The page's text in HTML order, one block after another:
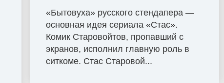
«Бытовуха» русского стендапера —
основная идея сериала «Стас».
Комик Старовойтов, пропавший с
экранов, исполнил главную роль в
ситкоме. Стас Старовой...